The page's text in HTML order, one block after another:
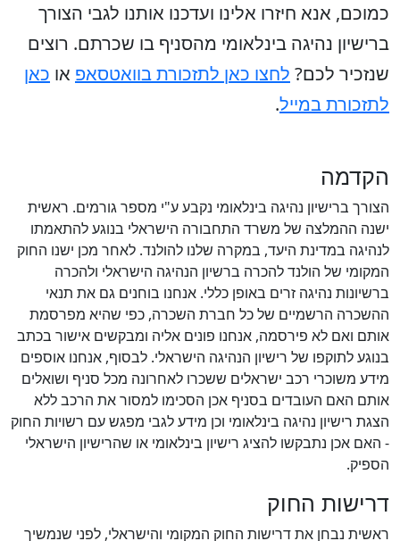
כמוכם, אנא חיזרו אלינו ועדכנו אותנו לגבי הצורך
ברישיון נהיגה בינלאומי מהסניף בו שכרתם. רוצים
שנזכיר לכם? לחצו כאן לתזכורת בוואטסאפ או כאן
לתזכורת במייל.
הקדמה
הצורך ברישיון נהיגה בינלאומי נקבע ע"י מספר גורמים. ראשית
ישנה ההמלצה של משרד התחבורה הישראלי בנוגע להתאמתו
לנהיגה במדינת היעד, במקרה שלנו להולנד. לאחר מכן ישנו החוק
המקומי של הולנד להכרה ברשיון הנהיגה הישראלי ולהכרה
ברשיונות נהיגה זרים באופן כללי. אנחנו בוחנים גם את תנאי
ההשכרה הרשמיים של כל חברת השכרה, כפי שהיא מפרסמת
אותם ואם לא פירסמה, אנחנו פונים אליה ומבקשים אישור בכתב
בנוגע לתוקפו של רישיון הנהיגה הישראלי. לבסוף, אנחנו אוספים
מידע משוכרי רכב ישראלים ששכרו לאחרונה מכל סניף ושואלים
אותם האם העובדים בסניף אכן הסכימו למסור את הרכב ללא
הצגת רישיון נהיגה בינלאומי וכן מידע לגבי מפגש עם רשויות החוק
- האם אכן נתבקשו להציג רישיון בינלאומי או שהרישיון הישראלי
הספיק.
דרישות החוק
ראשית נבחן את דרישות החוק המקומי והישראלי, לפני שנמשיך